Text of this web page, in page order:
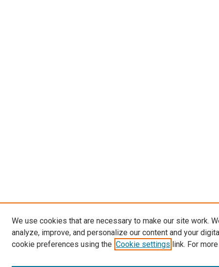
We use cookies that are necessary to make our site work.
analyze, improve, and personalize our content and your
cookie preferences using the Cookie settings link. For